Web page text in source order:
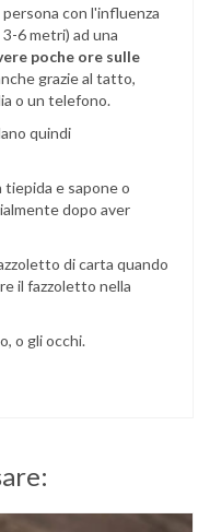
con l'influenza
6 metri) ad una
poche ore sulle
grazie al tatto,
o un telefono.
quindi
tiepida e sapone o
dopo aver
di carta quando
il fazzoletto nella
o gli occhi.